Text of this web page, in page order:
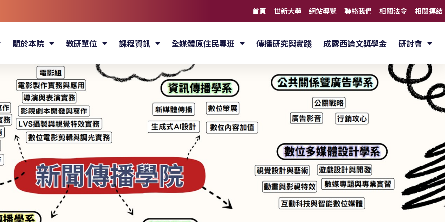
首頁 世新大學 網站導覽 聯絡我們 相關法令 相關連結
關於本院 教研單位 課程資訊 全媒體原住民專班 傳播研究與實踐 成露西論文獎學金 研討會